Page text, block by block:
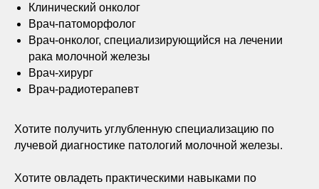
Клинический онколог
Врач-патоморфолог
Врач-онколог, специализирующийся на лечении
рака молочной железы
Врач-хирург
Врач-радиотерапевт
Хотите получить углубленную специализацию по
лучевой диагностике патологий молочной железы.
Хотите овладеть практическими навыками по